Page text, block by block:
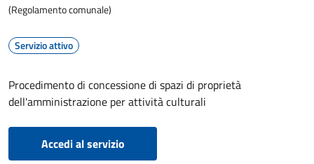
(Regolamento comunale)
Servizio attivo
Procedimento di concessione di spazi di proprietà
dell'amministrazione per attività culturali
Accedi al servizio